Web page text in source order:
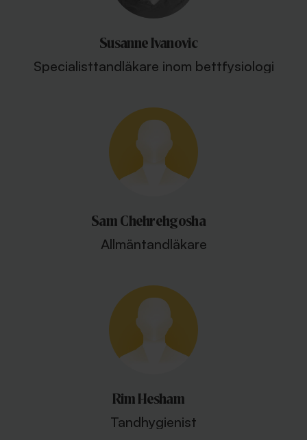
Susanne Ivanovic
Specialisttandläkare inom bettfysiologi
Sam Chehrehgosha
Allmäntandläkare
Rim Hesham
Tandhygienist